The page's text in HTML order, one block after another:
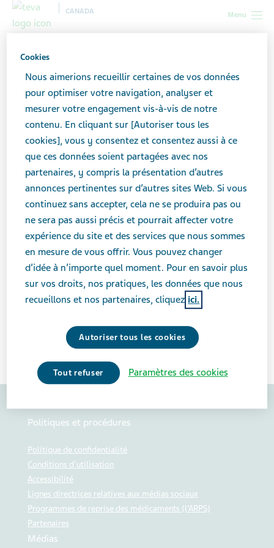
Menu
CANADA
Comprimés contraceptifs oraux à cycle prolongé
Important : Rappel
volontaire à l’échelle
nationale PrSEASONALE -
Comprimés contraceptifs
oraux à cycle prolongé
Politiques et procédures
Politique de confidentialité
Conditions d'utilisation
Accessibilité
Lignes directrices relatives aux médias sociaux
Programmes de reprise des médicaments (l’ARPS)
Partenaires
Médias
Cookies
Nous aimerions recueillir certaines de vos données
pour optimiser votre navigation, analyser et
mesurer votre engagement vis-à-vis de notre
contenu. En cliquant sur [Autoriser tous les
cookies], vous y consentez et consentez aussi à ce
que ces données soient partagées avec nos
partenaires, y compris la présentation d’autres
annonces pertinentes sur d’autres sites Web. Si vous
continuez sans accepter, cela ne se produira pas ou
ne sera pas aussi précis et pourrait affecter votre
expérience du site et des services que nous sommes
en mesure de vous offrir. Vous pouvez changer
d’idée à n’importe quel moment. Pour en savoir plus
sur vos droits, nos pratiques, les données que nous
recueillons et nos partenaires, cliquez ici.
Autoriser tous les cookies
Tout refuser Paramètres des cookies